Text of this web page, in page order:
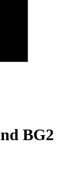
BG2